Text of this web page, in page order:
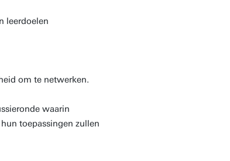
leerdoelen
om te netwerken.
waarin
toepassingen zullen